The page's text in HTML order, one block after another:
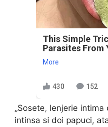
This Simple
Parasites From
More
430 152
„Sosete, lenjerie
intinsa si doi papuci,